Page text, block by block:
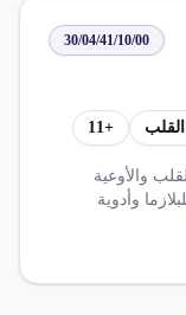
30/04/41/10/00
القلب +
11
والأوعية
وأدوية
والتي تحتوي
[بما فيها المعدة
للبيع بالتجزئة